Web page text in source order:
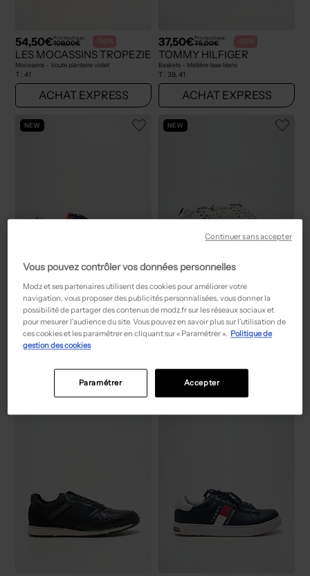
54,50€Prix boutique :
109,00€ -50%
LES MOCASSINS TROPEZIENS
Mocassins - Voute plantaire violet
T : 41
ACHAT EXPRESS
37,50€Prix boutique :
75,00€ -50%
TOMMY HILFIGER
Baskets - Matière lisse blanc
T : 39, 41
ACHAT EXPRESS
NEW
47,50€Prix boutique :
95,00€ -50%
PEPE JEANS
Baskets - Bout rond bleu
T :41
ACHAT EXPRESS
NEW
39,95€Prix boutique :
79,90€ -50%
HEY DUDE
Baskets - Fermeture elastique beige
ACHAT EXPRESS
NEW
Vous pouvez contrôler vos données personnelles
Modz et ses partenaires utilisent des cookies pour améliorer votre
navigation, vous proposer des publicités personnalisées, vous donner la
possibilité de partager des contenus de modz.fr sur les réseaux sociaux et
pour mesurer l’audience du site. Vous pouvez en savoir plus sur l’utilisation de
ces cookies et les paramétrer en cliquant sur « Paramétrer ». Politique de
gestion des cookies
Accepter
Paramétrer
Continuer sans accepter